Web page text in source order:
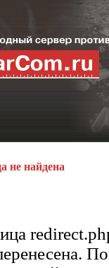
не найдена